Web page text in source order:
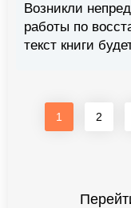
Возникли
работы по
текст книги
1 2